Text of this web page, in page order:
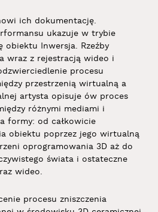
ich dokumentację.
ukazuje w trybie
obiektu Inwersja. Rzeźby
wraz z rejestracją wideo i
procesu
przestrzenią wirtualną a
artysta opisuje ów proces
różnymi mediami i
formy: od całkowicie
obiektu poprzez jego wirtualną
oprogramowania 3D aż do
świata i ostateczne
wideo.
procesu zniszczenia